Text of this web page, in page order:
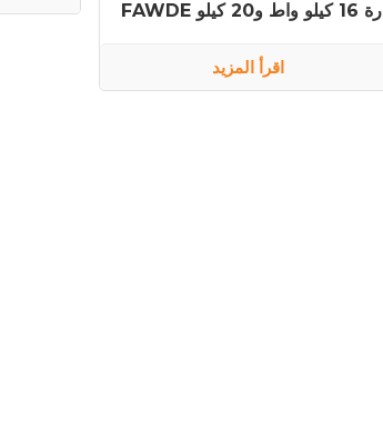
FAWDE بقدرة 16 كيلو واط و20 كيلو
اقرأ المزيد